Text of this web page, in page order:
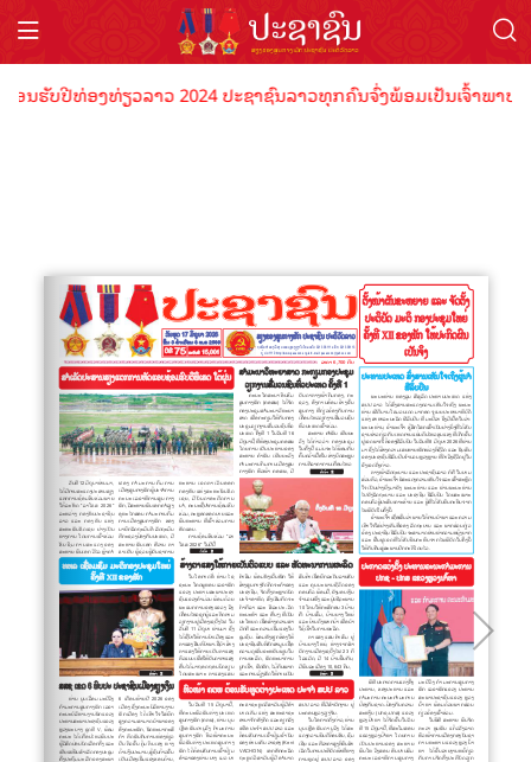
ນຮັບປີທ່ອງທ່ຽວລາວ 2024 ປະຊາຊົນລາວທຸກຄົນຈົ່ງພ້ອມເປັນເຈົ້າພາ